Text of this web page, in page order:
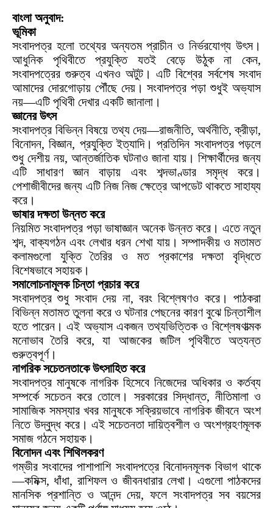
বাংলা অনুবাদ:
ভূমিকা
সংবাদপত্র হলো তথ্যের অন্যতম প্রাচীন ও নির্ভরযোগ্য উৎস।
আধুনিক পৃথিবীতে প্রযুক্তি যতই বেড়ে উঠুক না কেন,
সংবাদপত্রের গুরুত্ব এখনও অটুট। এটি বিশ্বের সর্বশেষ সংবাদ
আমাদের দোরগোড়ায় পৌঁছে দেয়। সংবাদপত্র পড়া শুধুই অভ্যাস
নয়—এটি পৃথিবী দেখার একটি জানালা।
জ্ঞানের উৎস
সংবাদপত্র বিভিন্ন বিষয়ে তথ্য দেয়—রাজনীতি, অর্থনীতি, ক্রীড়া,
বিনোদন, বিজ্ঞান, প্রযুক্তি ইত্যাদি। প্রতিদিন সংবাদপত্র পড়লে
শুধু দেশীয় নয়, আন্তর্জাতিক ঘটনাও জানা যায়। শিক্ষার্থীদের জন্য
এটি সাধারণ জ্ঞান বাড়ায় এবং শব্দভাণ্ডার সমৃদ্ধ করে।
পেশাজীবীদের জন্য এটি নিজ নিজ ক্ষেত্রে আপডেট থাকতে সাহায্য
করে।
ভাষার দক্ষতা উন্নত করে
নিয়মিত সংবাদপত্র পড়া ভাষাজ্ঞান অনেক উন্নত করে। এতে নতুন
শব্দ, বাক্যগঠন এবং লেখার ধরন শেখা যায়। সম্পাদকীয় ও মতামত
কলামগুলো যুক্তি তৈরির ও মত প্রকাশের দক্ষতা বৃদ্ধিতে
বিশেষভাবে সহায়ক।
সমালোচনামূলক চিন্তা প্রচার করে
সংবাদপত্র শুধু সংবাদ দেয় না, বরং বিশ্লেষণও করে। পাঠকরা
বিভিন্ন মতামত তুলনা করে ও ঘটনার পেছনের কারণ বুঝে চিন্তাশীল
হতে পারেন। এই অভ্যাস একজন তথ্যভিত্তিক ও বিশ্লেষণাত্মক
মনোভাব তৈরি করে, যা আজকের জটিল পৃথিবীতে অত্যন্ত
গুরুত্বপূর্ণ।
নাগরিক সচেতনতাকে উৎসাহিত করে
সংবাদপত্র মানুষকে নাগরিক হিসেবে নিজেদের অধিকার ও কর্তব্য
সম্পর্কে সচেতন করে তোলে। সরকারের সিদ্ধান্ত, নীতিমালা ও
সামাজিক সমস্যার খবর মানুষকে সক্রিয়ভাবে নাগরিক জীবনে অংশ
নিতে উদ্বুদ্ধ করে। এই সচেতনতা দায়িত্বশীল ও অংশগ্রহণমূলক
সমাজ গঠনে সহায়ক।
বিনোদন এবং শিথিলকরণ
গম্ভীর সংবাদের পাশাপাশি সংবাদপত্রে বিনোদনমূলক বিভাগ থাকে
—কমিক্স, ধাঁধা, রাশিফল ও জীবনধারার লেখা। এগুলো পাঠকদের
মানসিক প্রশান্তি ও আনন্দ দেয়, ফলে সংবাদপত্র সব বয়সের